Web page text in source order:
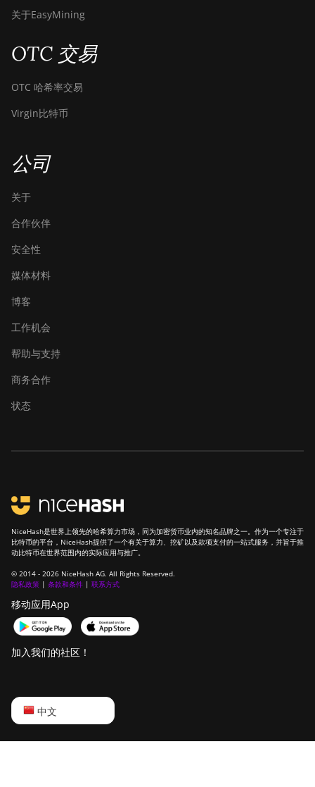
关于EasyMining
OTC 交易
OTC 哈希率交易
Virgin比特币
公司
关于
合作伙伴
安全性
媒体材料
博客
工作机会
帮助与支持
商务合作
状态
NiceHash是世界上领先的哈希算力市场，同为加密货币业内的知名品牌之一。作为一个专注于
比特币的平台，NiceHash提供了一个有关于算力、挖矿以及款项支付的一站式服务，并旨于推
动比特币在世界范围内的实际应用与推广。
© 2014 - 2026 NiceHash AG. All Rights Reserved.
隐私政策 | 条款和条件 | 联系方式
移动应用App
加入我们的社区！
中文
English